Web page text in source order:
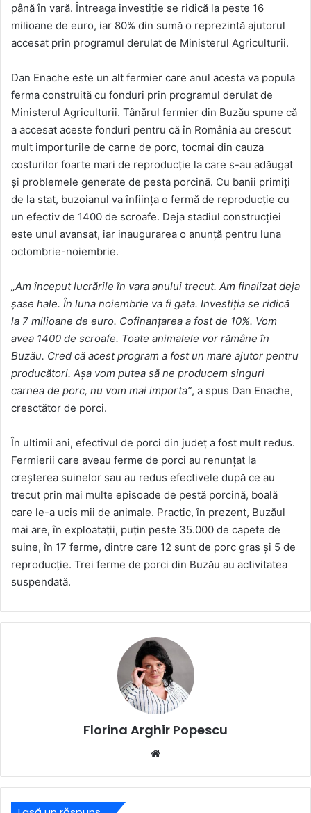
până în vară. Întreaga investiţie se ridică la peste 16
milioane de euro, iar 80% din sumă o reprezintă ajutorul
accesat prin programul derulat de Ministerul Agriculturii.
Dan Enache este un alt fermier care anul acesta va popula
ferma construită cu fonduri prin programul derulat de
Ministerul Agriculturii. Tânărul fermier din Buzău spune că
a accesat aceste fonduri pentru că în România au crescut
mult importurile de carne de porc, tocmai din cauza
costurilor foarte mari de reproducţie la care s-au adăugat
şi problemele generate de pesta porcină. Cu banii primiţi
de la stat, buzoianul va înfiinţa o fermă de reproducţie cu
un efectiv de 1400 de scroafe. Deja stadiul construcţiei
este unul avansat, iar inaugurarea o anunţă pentru luna
octombrie-noiembrie.
„Am început lucrările în vara anului trecut. Am finalizat deja
şase hale. În luna noiembrie va fi gata. Investiţia se ridică
la 7 milioane de euro. Cofinanţarea a fost de 10%. Vom
avea 1400 de scroafe. Toate animalele vor rămâne în
Buzău. Cred că acest program a fost un mare ajutor pentru
producători. Aşa vom putea să ne producem singuri
carnea de porc, nu vom mai importa”, a spus Dan Enache,
cresctător de porci.
În ultimii ani, efectivul de porci din judeţ a fost mult redus.
Fermierii care aveau ferme de porci au renunţat la
creşterea suinelor sau au redus efectivele după ce au
trecut prin mai multe episoade de pestă porcină, boală
care le-a ucis mii de animale. Practic, în prezent, Buzăul
mai are, în exploataţii, puţin peste 35.000 de capete de
suine, în 17 ferme, dintre care 12 sunt de porc gras şi 5 de
reproducţie. Trei ferme de porci din Buzău au activitatea
suspendată.
Florina Arghir Popescu